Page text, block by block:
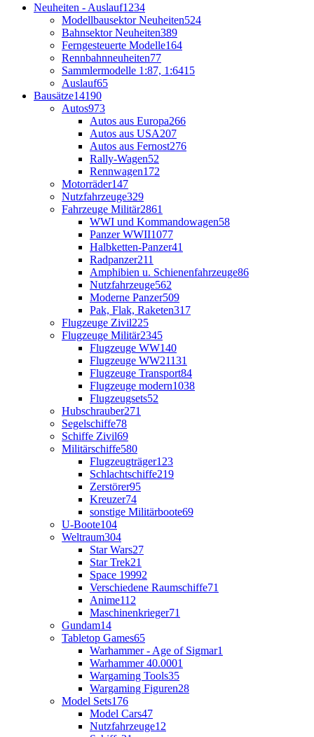
Neuheiten - Auslauf1234
Modellbausektor Neuheiten524
Bahnsektor Neuheiten389
Ferngesteuerte Modelle164
Rennbahnneuheiten77
Sammlermodelle 1:87, 1:6415
Auslauf65
Bausätze14190
Autos973
Autos aus Europa266
Autos aus USA207
Autos aus Fernost276
Rally-Wagen52
Rennwagen172
Motorräder147
Nutzfahrzeuge329
Fahrzeuge Militär2861
WWI und Kommandowagen58
Panzer WWII1077
Halbketten-Panzer41
Radpanzer211
Amphibien u. Schienenfahrzeuge86
Nutzfahrzeuge562
Moderne Panzer509
Pak, Flak, Raketen317
Flugzeuge Zivil225
Flugzeuge Militär2345
Flugzeuge WW140
Flugzeuge WW21131
Flugzeuge Transport84
Flugzeuge modern1038
Flugzeugsets52
Hubschrauber271
Segelschiffe78
Schiffe Zivil69
Militärschiffe580
Flugzeugträger123
Schlachtschiffe219
Zerstörer95
Kreuzer74
sonstige Militärboote69
U-Boote104
Weltraum304
Star Wars27
Star Trek21
Space 19992
Verschiedene Raumschiffe71
Anime112
Maschinenkrieger71
Gundam14
Tabletop Games65
Warhammer - Age of Sigmar1
Warhammer 40.0001
Wargaming Tools35
Wargaming Figuren28
Model Sets176
Model Cars47
Nutzfahrzeuge12